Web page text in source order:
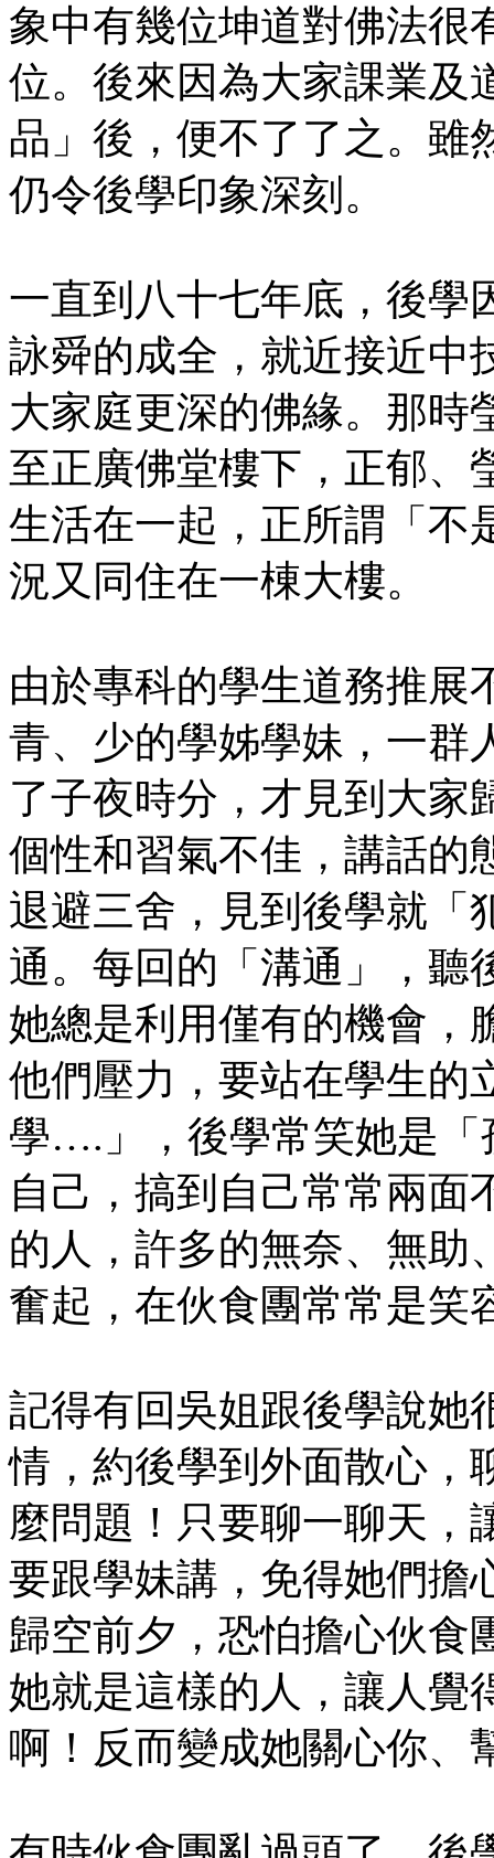
象中有幾位坤道對佛法很
位。後來因為大家課業及
品」後，便不了了之。雖
仍令後學印象深刻。
一直到八十七年底，後學
詠舜的成全，就近接近中
大家庭更深的佛緣。那時
至正廣佛堂樓下，正郁、
生活在一起，正所謂「不
況又同住在一棟大樓。
由於專科的學生道務推展
青、少的學姊學妹，一群
了子夜時分，才見到大家
個性和習氣不佳，講話的
退避三舍，見到後學就「
通。每回的「溝通」，聽
她總是利用僅有的機會，
他們壓力，要站在學生的
學….」，後學常笑她是「
自己，搞到自己常常兩面
的人，許多的無奈、無助
奮起，在伙食團常常是笑
記得有回吳姐跟後學說她
情，約後學到外面散心，
麼問題！只要聊一聊天，
要跟學妹講，免得她們擔
歸空前夕，恐怕擔心伙食
她就是這樣的人，讓人覺
啊！反而變成她關心你、